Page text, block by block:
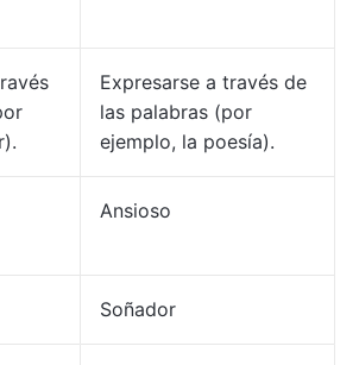
Expresarse a través de
las palabras (por
ejemplo, la poesía).
Ansioso
Soñador